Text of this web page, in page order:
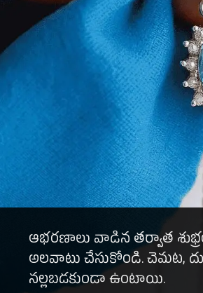
ఆభరణాలు వాడిన తర్వాత
అలవాటు చేసుకోండి. చెమట,
నల్లబడకుండా ఉంటాయి.